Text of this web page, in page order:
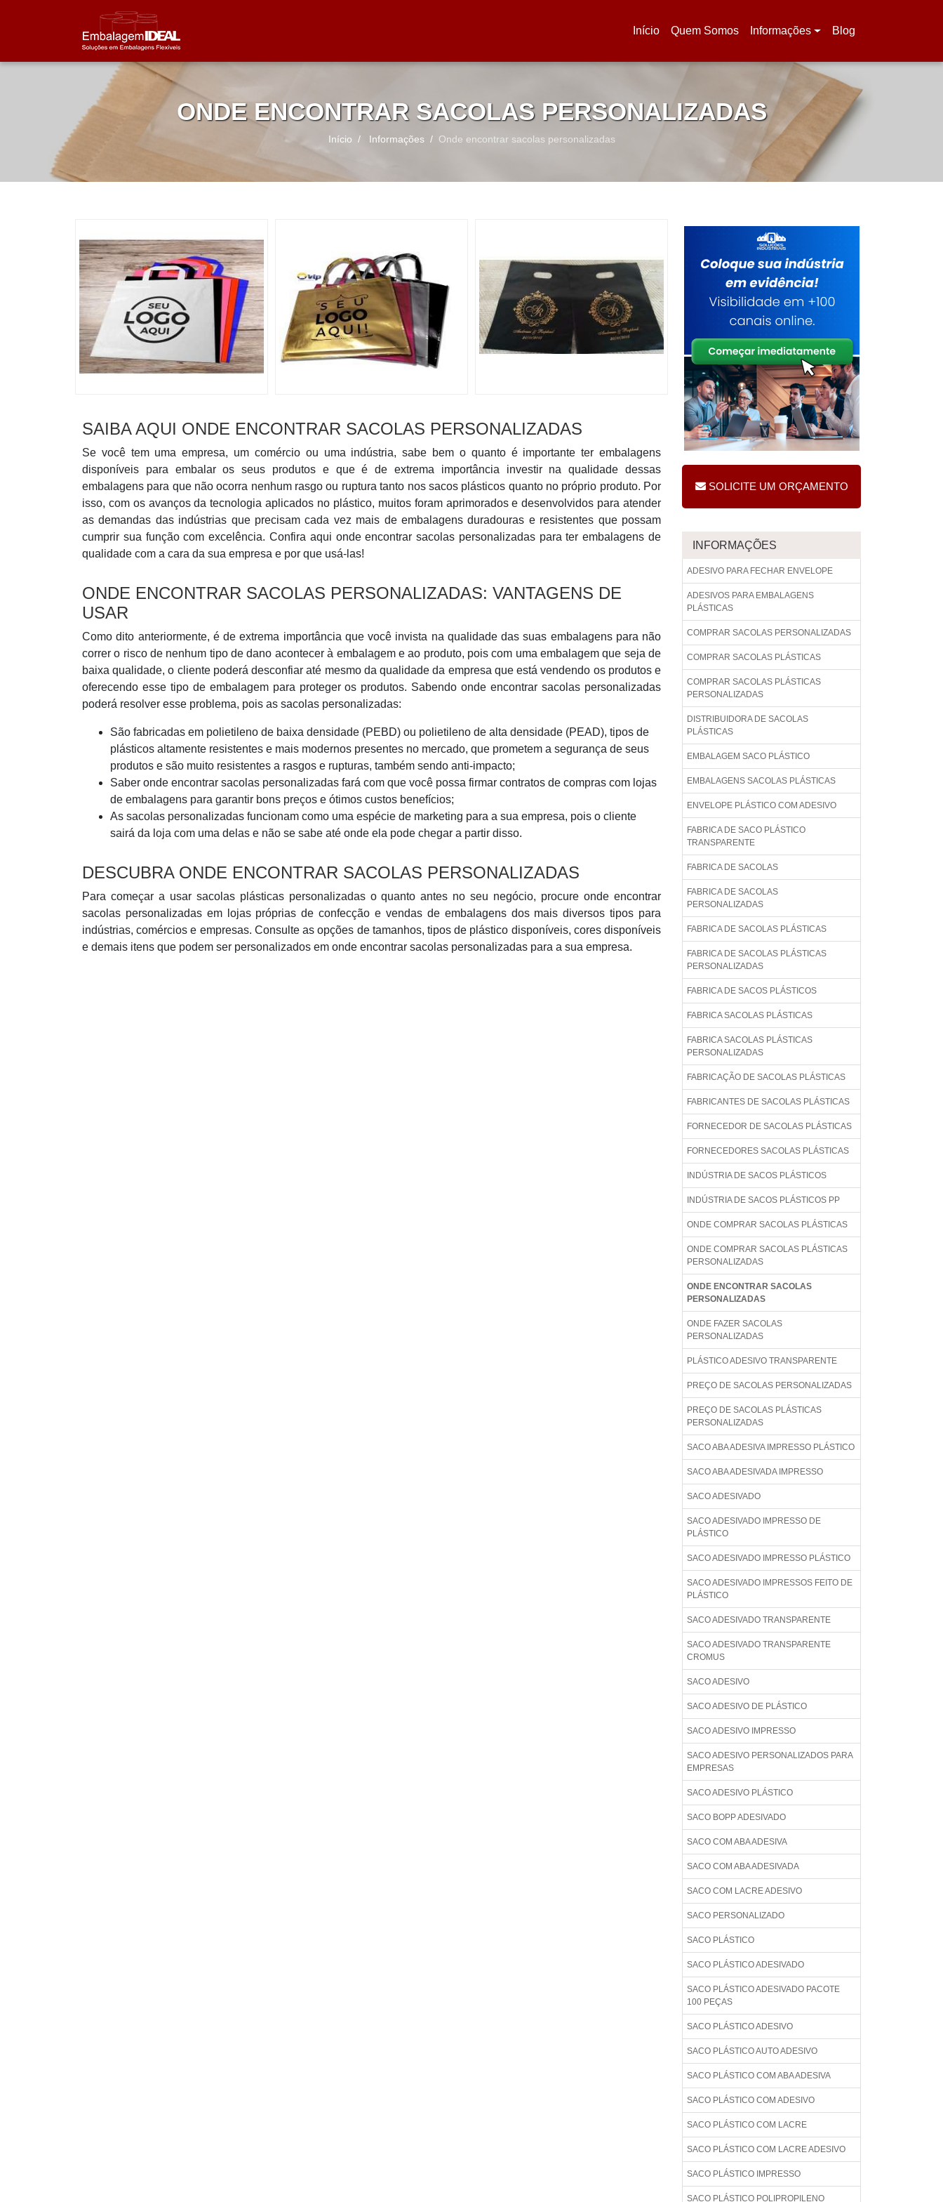
Início
(current)
Quem Somos Informações Blog
ONDE ENCONTRAR SACOLAS PERSONALIZADAS
Início Informações Onde encontrar sacolas personalizadas
SAIBA AQUI ONDE ENCONTRAR SACOLAS PERSONALIZADAS
Se você tem uma empresa, um comércio ou uma indústria, sabe bem o quanto é importante ter embalagens
disponíveis para embalar os seus produtos e que é de extrema importância investir na qualidade dessas
embalagens para que não ocorra nenhum rasgo ou ruptura tanto nos sacos plásticos quanto no próprio produto. Por
isso, com os avanços da tecnologia aplicados no plástico, muitos foram aprimorados e desenvolvidos para atender
as demandas das indústrias que precisam cada vez mais de embalagens duradouras e resistentes que possam
cumprir sua função com excelência. Confira aqui onde encontrar sacolas personalizadas para ter embalagens de
qualidade com a cara da sua empresa e por que usá-las!
ONDE ENCONTRAR SACOLAS PERSONALIZADAS: VANTAGENS DE
USAR
Como dito anteriormente, é de extrema importância que você invista na qualidade das suas embalagens para não
correr o risco de nenhum tipo de dano acontecer à embalagem e ao produto, pois com uma embalagem que seja de
baixa qualidade, o cliente poderá desconfiar até mesmo da qualidade da empresa que está vendendo os produtos e
oferecendo esse tipo de embalagem para proteger os produtos. Sabendo onde encontrar sacolas personalizadas
poderá resolver esse problema, pois as sacolas personalizadas:
São fabricadas em polietileno de baixa densidade (PEBD) ou polietileno de alta densidade (PEAD), tipos de
plásticos altamente resistentes e mais modernos presentes no mercado, que prometem a segurança de seus
produtos e são muito resistentes a rasgos e rupturas, também sendo anti-impacto;
Saber onde encontrar sacolas personalizadas fará com que você possa firmar contratos de compras com lojas
de embalagens para garantir bons preços e ótimos custos benefícios;
As sacolas personalizadas funcionam como uma espécie de marketing para a sua empresa, pois o cliente
sairá da loja com uma delas e não se sabe até onde ela pode chegar a partir disso.
DESCUBRA ONDE ENCONTRAR SACOLAS PERSONALIZADAS
Para começar a usar sacolas plásticas personalizadas o quanto antes no seu negócio, procure onde encontrar
sacolas personalizadas em lojas próprias de confecção e vendas de embalagens dos mais diversos tipos para
indústrias, comércios e empresas. Consulte as opções de tamanhos, tipos de plástico disponíveis, cores disponíveis
e demais itens que podem ser personalizados em onde encontrar sacolas personalizadas para a sua empresa.
SOLICITE UM ORÇAMENTO
INFORMAÇÕES
ADESIVO PARA FECHAR ENVELOPE
ADESIVOS PARA EMBALAGENS
PLÁSTICAS
COMPRAR SACOLAS PERSONALIZADAS
COMPRAR SACOLAS PLÁSTICAS
COMPRAR SACOLAS PLÁSTICAS
PERSONALIZADAS
DISTRIBUIDORA DE SACOLAS
PLÁSTICAS
EMBALAGEM SACO PLÁSTICO
EMBALAGENS SACOLAS PLÁSTICAS
ENVELOPE PLÁSTICO COM ADESIVO
FABRICA DE SACO PLÁSTICO
TRANSPARENTE
FABRICA DE SACOLAS
FABRICA DE SACOLAS
PERSONALIZADAS
FABRICA DE SACOLAS PLÁSTICAS
FABRICA DE SACOLAS PLÁSTICAS
PERSONALIZADAS
FABRICA DE SACOS PLÁSTICOS
FABRICA SACOLAS PLÁSTICAS
FABRICA SACOLAS PLÁSTICAS
PERSONALIZADAS
FABRICAÇÃO DE SACOLAS PLÁSTICAS
FABRICANTES DE SACOLAS PLÁSTICAS
FORNECEDOR DE SACOLAS PLÁSTICAS
FORNECEDORES SACOLAS PLÁSTICAS
INDÚSTRIA DE SACOS PLÁSTICOS
INDÚSTRIA DE SACOS PLÁSTICOS PP
ONDE COMPRAR SACOLAS PLÁSTICAS
ONDE COMPRAR SACOLAS PLÁSTICAS
PERSONALIZADAS
ONDE ENCONTRAR SACOLAS
PERSONALIZADAS
ONDE FAZER SACOLAS
PERSONALIZADAS
PLÁSTICO ADESIVO TRANSPARENTE
PREÇO DE SACOLAS PERSONALIZADAS
PREÇO DE SACOLAS PLÁSTICAS
PERSONALIZADAS
SACO ABA ADESIVA IMPRESSO PLÁSTICO
SACO ABA ADESIVADA IMPRESSO
SACO ADESIVADO
SACO ADESIVADO IMPRESSO DE
PLÁSTICO
SACO ADESIVADO IMPRESSO PLÁSTICO
SACO ADESIVADO IMPRESSOS FEITO DE
PLÁSTICO
SACO ADESIVADO TRANSPARENTE
SACO ADESIVADO TRANSPARENTE
CROMUS
SACO ADESIVO
SACO ADESIVO DE PLÁSTICO
SACO ADESIVO IMPRESSO
SACO ADESIVO PERSONALIZADOS PARA
EMPRESAS
SACO ADESIVO PLÁSTICO
SACO BOPP ADESIVADO
SACO COM ABA ADESIVA
SACO COM ABA ADESIVADA
SACO COM LACRE ADESIVO
SACO PERSONALIZADO
SACO PLÁSTICO
SACO PLÁSTICO ADESIVADO
SACO PLÁSTICO ADESIVADO PACOTE
100 PEÇAS
SACO PLÁSTICO ADESIVO
SACO PLÁSTICO AUTO ADESIVO
SACO PLÁSTICO COM ABA ADESIVA
SACO PLÁSTICO COM ADESIVO
SACO PLÁSTICO COM LACRE
SACO PLÁSTICO COM LACRE ADESIVO
SACO PLÁSTICO IMPRESSO
SACO PLÁSTICO POLIPROPILENO